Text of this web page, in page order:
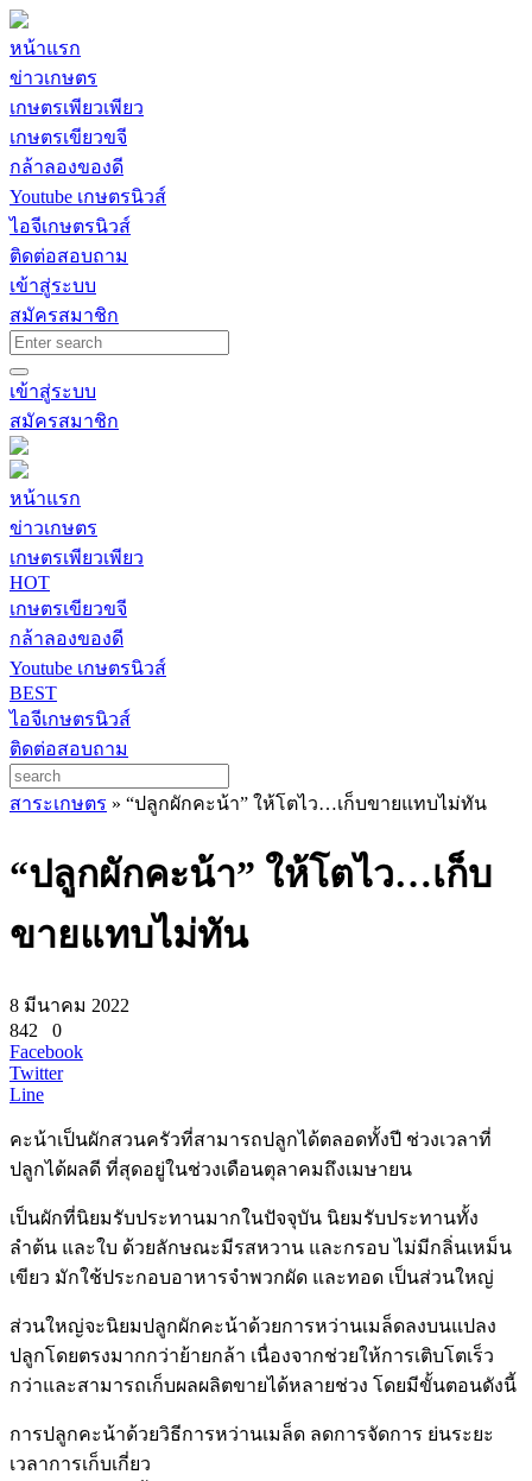
หน้าแรก
ข่าวเกษตร
เกษตรเพียวเพียว
เกษตรเขียวขจี
กล้าลองของดี
Youtube เกษตรนิวส์
ไอจีเกษตรนิวส์
ติดต่อสอบถาม
เข้าสู่ระบบ
สมัครสมาชิก
เข้าสู่ระบบ
สมัครสมาชิก
หน้าแรก
ข่าวเกษตร
เกษตรเพียวเพียว
HOT
เกษตรเขียวขจี
กล้าลองของดี
Youtube เกษตรนิวส์
BEST
ไอจีเกษตรนิวส์
ติดต่อสอบถาม
สาระเกษตร » “ปลูกผักคะน้า” ให้โตไว…เก็บขายแทบไม่ทัน
“ปลูกผักคะน้า” ให้โตไว…เก็บ
ขายแทบไม่ทัน
8 มีนาคม 2022
842
0
Facebook
Twitter
Line
คะน้าเป็นผักสวนครัวที่สามารถปลูกได้ตลอดทั้งปี ช่วงเวลาที่
ปลูกได้ผลดี ที่สุดอยู่ในช่วงเดือนตุลาคมถึงเมษายน
เป็นผักที่นิยมรับประทานมากในปัจจุบัน นิยมรับประทานทั้ง
ลำต้น และใบ ด้วยลักษณะมีรสหวาน และกรอบ ไม่มีกลิ่นเหม็น
เขียว มักใช้ประกอบอาหารจำพวกผัด และทอด เป็นส่วนใหญ่
ส่วนใหญ่จะนิยมปลูกผักคะน้าด้วยการหว่านเมล็ดลงบนแปลง
ปลูกโดยตรงมากกว่าย้ายกล้า เนื่องจากช่วยให้การเติบโตเร็ว
กว่าและสามารถเก็บผลผลิตขายได้หลายช่วง โดยมีขั้นตอนดังนี้
การปลูกคะน้าด้วยวิธีการหว่านเมล็ด ลดการจัดการ ย่นระยะ
เวลาการเก็บเกี่ยว